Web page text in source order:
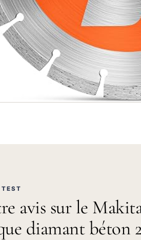
avis sur le
diamant béton